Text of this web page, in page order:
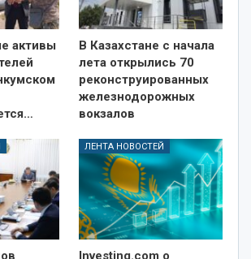
активы
В Казахстане с начала
лета открылись 70
реконструированных
железнодорожных
вокзалов
ЛЕНТА НОВОСТЕЙ
Investing.com о